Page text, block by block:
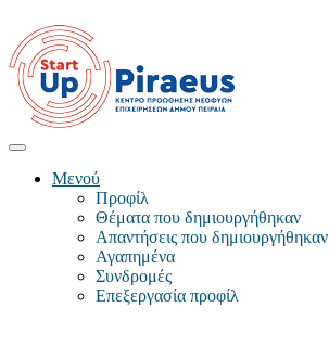
Μενού
Προφίλ
Θέματα που δημιουργήθηκαν
Απαντήσεις που δημιουργήθηκαν
Αγαπημένα
Συνδρομές
Επεξεργασία προφίλ